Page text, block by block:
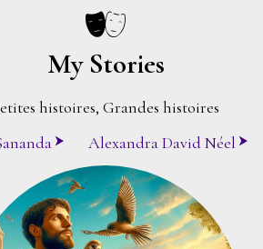
My Stories
histoires, Grandes histoires
Alexandra David Néel